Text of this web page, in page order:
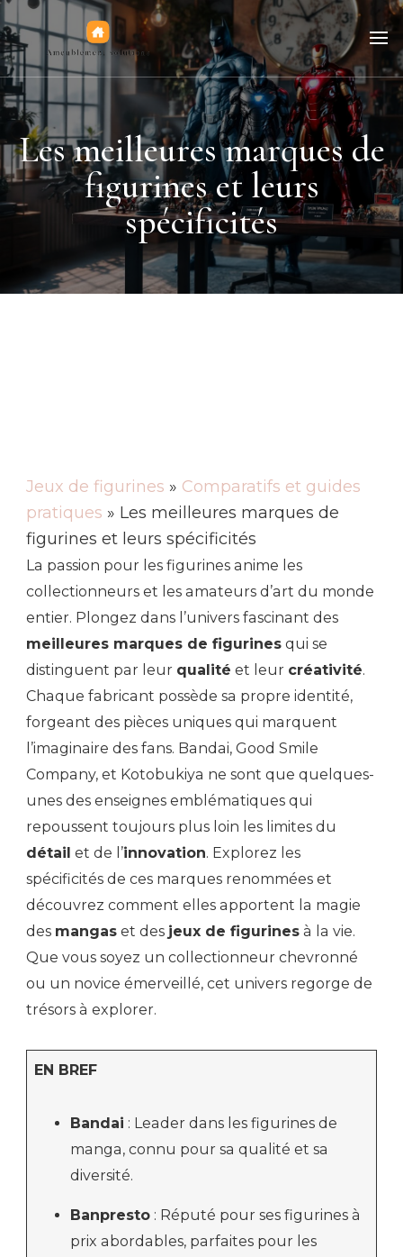
Jeux de figurines
Les meilleures marques de
figurines et leurs
spécificités
Jeux de figurines » Comparatifs et guides
pratiques » Les meilleures marques de
figurines et leurs spécificités
La passion pour les figurines anime les
collectionneurs et les amateurs d’art du monde
entier. Plongez dans l’univers fascinant des
meilleures marques de figurines qui se
distinguent par leur qualité et leur créativité.
Chaque fabricant possède sa propre identité,
forgeant des pièces uniques qui marquent
l’imaginaire des fans. Bandai, Good Smile
Company, et Kotobukiya ne sont que quelques-
unes des enseignes emblématiques qui
repoussent toujours plus loin les limites du
détail et de l’innovation. Explorez les
spécificités de ces marques renommées et
découvrez comment elles apportent la magie
des mangas et des jeux de figurines à la vie.
Que vous soyez un collectionneur chevronné
ou un novice émerveillé, cet univers regorge de
trésors à explorer.
EN BREF
Bandai : Leader dans les figurines de
manga, connu pour sa qualité et sa
diversité.
Banpresto: Réputé pour ses figurines à
prix abordables, parfaites pour les